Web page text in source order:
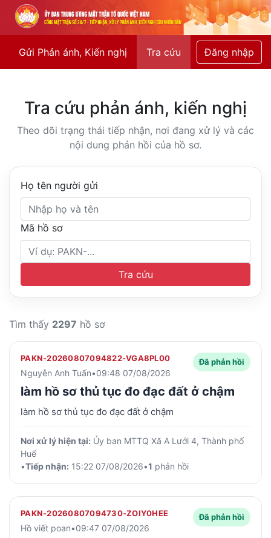
Gửi Phản ánh, Kiến nghị Tra cứu Đăng nhập
Tra cứu phản ánh, kiến nghị
Theo dõi trạng thái tiếp nhận, nơi đang xử lý và các
nội dung phản hồi của hồ sơ.
Họ tên người gửi
Mã hồ sơ
Tra cứu
Tìm thấy 2297 hồ sơ
PAKN-20260807094822-VGA8PL00
Nguyễn Anh Tuấn•09:48 07/08/2026
Đã phản hồi
làm hồ sơ thủ tục đo đạc đất ở chậm
làm hồ sơ thủ tục đo đạc đất ở chậm
Nơi xử lý hiện tại: Ủy ban MTTQ Xã A Lưới 4, Thành phố
Huế
•Tiếp nhận: 15:22 07/08/2026•1 phản hồi
PAKN-20260807094730-ZOIY0HEE
Hồ viết poan•09:47 07/08/2026
Đã phản hồi